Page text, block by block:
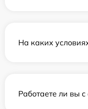
На каких
Работаете ли вы